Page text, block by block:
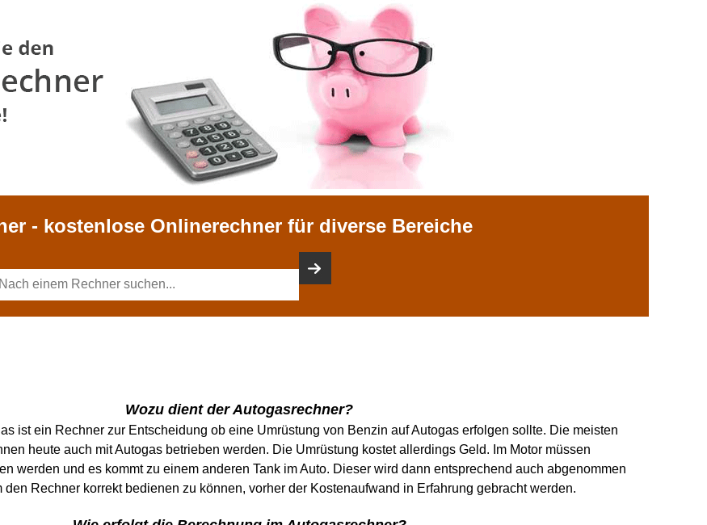
- kostenlose Onlinerechner für diverse Bereiche
Wozu dient der Autogasrechner?
ist ein Rechner zur Entscheidung ob eine Umrüstung von Benzin auf Autogas erfolgen sollte. Die meisten
heute auch mit Autogas betrieben werden. Die Umrüstung kostet allerdings Geld. Im Motor müssen
werden und es kommt zu einem anderen Tank im Auto. Dieser wird dann entsprechend auch abgenommen
den Rechner korrekt bedienen zu können, vorher der Kostenaufwand in Erfahrung gebracht werden.